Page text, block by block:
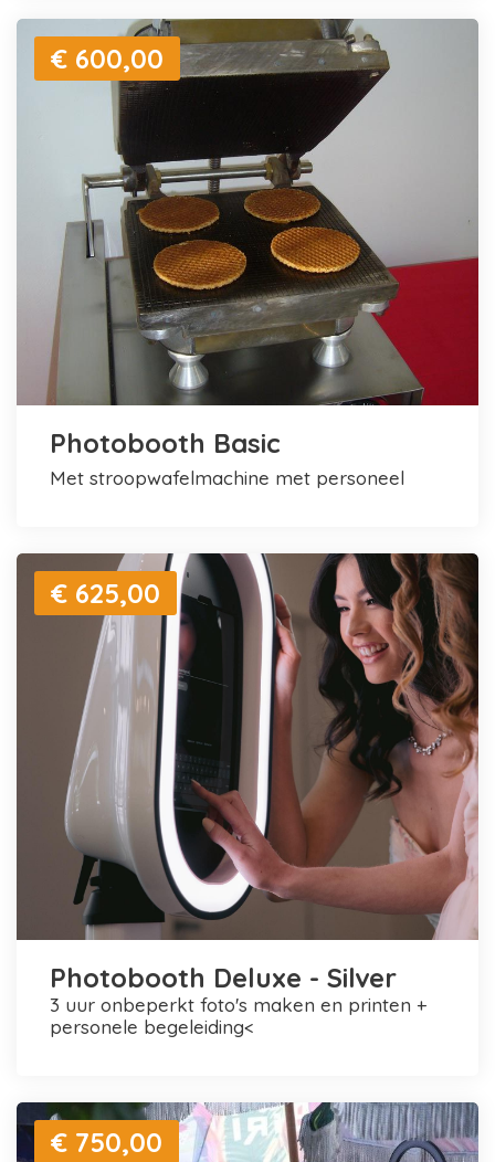
€ 600,00
Photobooth Basic
met stroopwafelmachine met personeel
€ 625,00
Photobooth Deluxe - Silver
3 uur onbeperkt foto's maken en printen +
personele begeleiding<
€ 750,00